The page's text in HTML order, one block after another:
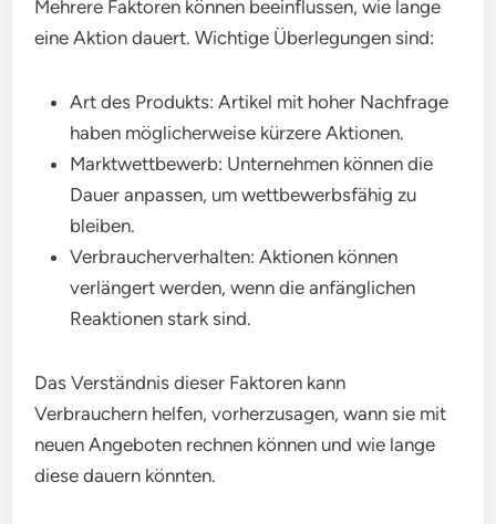
Mehrere Faktoren können beeinflussen, wie lange
eine Aktion dauert. Wichtige Überlegungen sind:
Art des Produkts: Artikel mit hoher Nachfrage
haben möglicherweise kürzere Aktionen.
Marktwettbewerb: Unternehmen können die
Dauer anpassen, um wettbewerbsfähig zu
bleiben.
Verbraucherverhalten: Aktionen können
verlängert werden, wenn die anfänglichen
Reaktionen stark sind.
Das Verständnis dieser Faktoren kann
Verbrauchern helfen, vorherzusagen, wann sie mit
neuen Angeboten rechnen können und wie lange
diese dauern könnten.